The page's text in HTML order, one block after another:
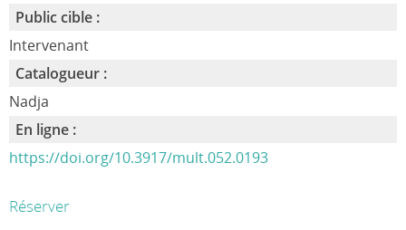
Public cible :
Intervenant
Catalogueur :
Nadja
En ligne :
https://doi.org/10.3917/mult.052.0193
Réserver